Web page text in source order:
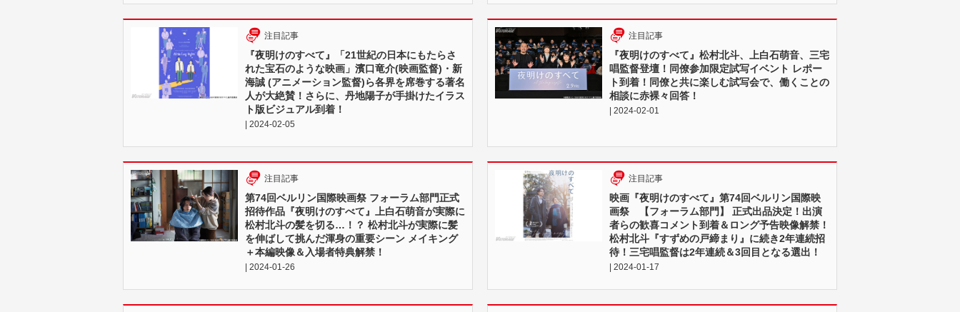
注目記事
『夜明けのすべて』「21世紀の日本にもたらさ
れた宝石のような映画」濱口竜介(映画監督)・新
海誠 (アニメーション監督)ら各界を席巻する著名
人が大絶賛！さらに、丹地陽子が手掛けたイラス
ト版ビジュアル到着！
| 2024-02-05
注目記事
『夜明けのすべて』松村北斗、上白石萌音、三宅
唱監督登壇！同僚参加限定試写イベント レポー
ト到着！同僚と共に楽しむ試写会で、働くことの
相談に赤裸々回答！
| 2024-02-01
注目記事
第74回ベルリン国際映画祭 フォーラム部門正式
招待作品『夜明けのすべて』上白石萌音が実際に
松村北斗の髪を切る…！？ 松村北斗が実際に髪
を伸ばして挑んだ渾身の重要シーン メイキング
＋本編映像＆入場者特典解禁！
| 2024-01-26
注目記事
映画『夜明けのすべて』第74回ベルリン国際映
画祭 【フォーラム部門】 正式出品決定！出演
者らの歓喜コメント到着＆ロング予告映像解禁！
松村北斗『すずめの戸締まり』に続き2年連続招
待！三宅唱監督は2年連続＆3回目となる選出！
| 2024-01-17